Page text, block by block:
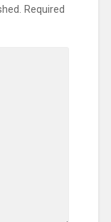
Required